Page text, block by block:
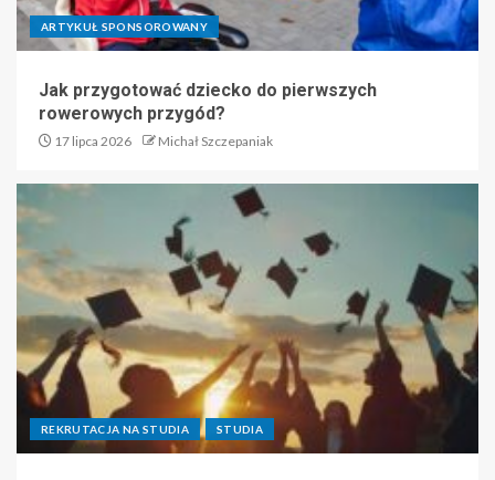
ARTYKUŁ SPONSOROWANY
Jak przygotować dziecko do pierwszych
rowerowych przygód?
17 lipca 2026 Michał Szczepaniak
REKRUTACJA NA STUDIA STUDIA